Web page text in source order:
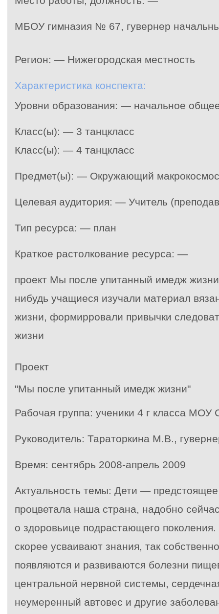
МБОУ гимназия № 67, гувернер
Регион: — Нижегородская местность
Характеристика конспекта:
Уровни образования: — начальное
Класс(ы): — 3 танцкласс
Класс(ы): — 4 танцкласс
Предмет(ы): — Окружающий макрокосмос
Целевая аудитория: — Учитель
Тип ресурса: — план
Краткое растолкование ресурса: —
проект Мы после упитанный имедж
нибудь учащиеся изучали материал
жизни, формирровали привычки
жизни
Проект
"Мы после упитанный имедж жизни"
Рабочая группа: ученики 4 г класса
Руководитель: Тараторкина М.В.,
Время: сентябрь 2008-апрель 2009
Актуальность темы: Дети —
процветала наша страна, надобно
о здоровьице подрастающего
скорее усваивают знания, так
появляются и развиваются болезни
центральной нервной системы,
неумеренный автовес и другие